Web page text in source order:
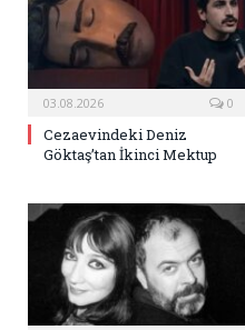
03.08.2026 0
Cezaevindeki Deniz
Göktaş’tan İkinci Mektup